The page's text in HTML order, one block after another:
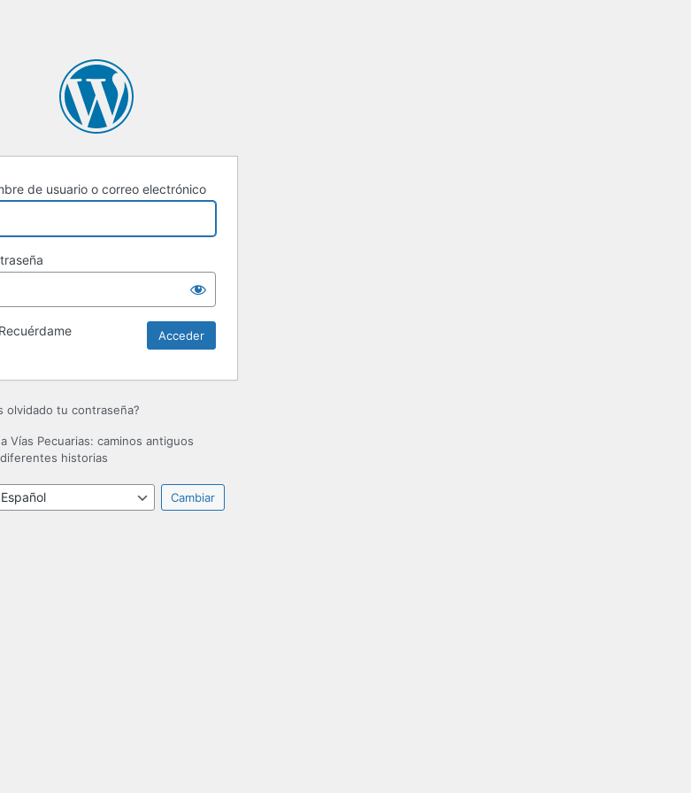
de usuario o correo electrónico
Recuérdame
olvidado tu contraseña?
Vías Pecuarias: caminos antiguos
historias